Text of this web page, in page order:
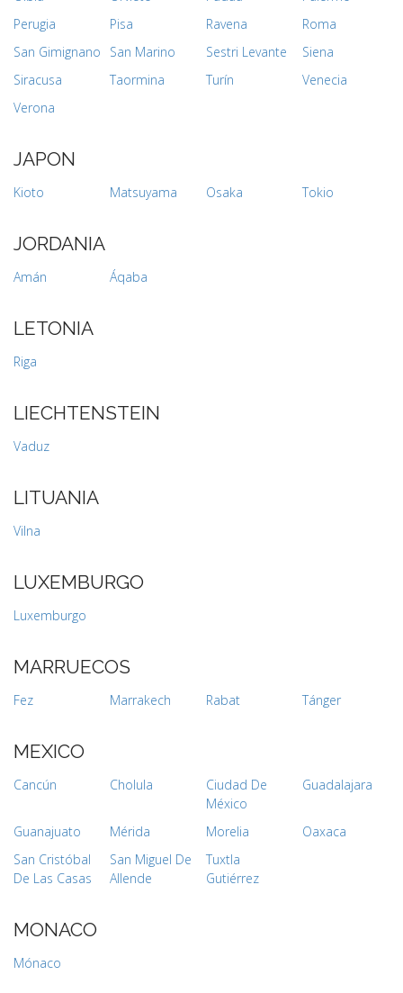
Perugia
Pisa Ravena
Roma
San Gimignano
San Marino Sestri Levante
Siena
Siracusa
Taormina Turín
Venecia
Verona
JAPON
Kioto Matsuyama Osaka Tokio
JORDANIA
Amán Áqaba
LETONIA
Riga
LIECHTENSTEIN
Vaduz
LITUANIA
Vilna
LUXEMBURGO
Luxemburgo
MARRUECOS
Fez Marrakech Rabat Tánger
MEXICO
Cancún Cholula
Ciudad De
México
Guadalajara
Guanajuato Mérida Morelia
Oaxaca
San Cristóbal
De Las Casas
San Miguel De
Allende
Tuxtla
Gutiérrez
MONACO
Mónaco